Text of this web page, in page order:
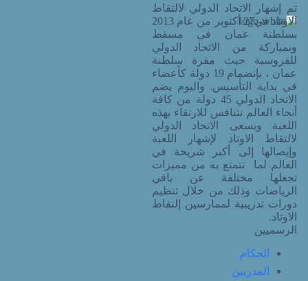
تم إشهار الاتحاد الدولي لالتقاط
الاوتاد في27 أكتوبر من عام 2013
بسلطنة عمان في مسقط
وبمباركة من الاتحاد الدولي
للفروسية حيث مقرة سلطنة
عمان ، بإنضمام 19 دولة كأعضاء
في بداية التأسيس. واليوم يضم
الاتحاد الدولي 45 دولة من كافة
أنحاء العالم تتنافس للارتقاء بهذه
اللعبة ويسعى الاتحاد الدولي
لالتقاط الاوتاد لإشهار اللعبة
وإيصالها إلى أكبر شريحة في
العالم لما تتمتع به من مميزات
تجعلها مختلفة عن باقي
الرياضات وذلك من خلال تنظيم
دورات تدريبية لممارسين إلتقاط
الاوتاد.
الرسميين
الحكام
المدربين